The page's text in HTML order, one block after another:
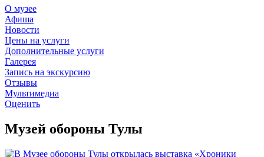
О музее
Афиша
Новости
Цены на услуги
Дополнительные услуги
Галерея
Запись на экскурсию
Отзывы
Мультимедиа
Оценить
Музей обороны Тулы